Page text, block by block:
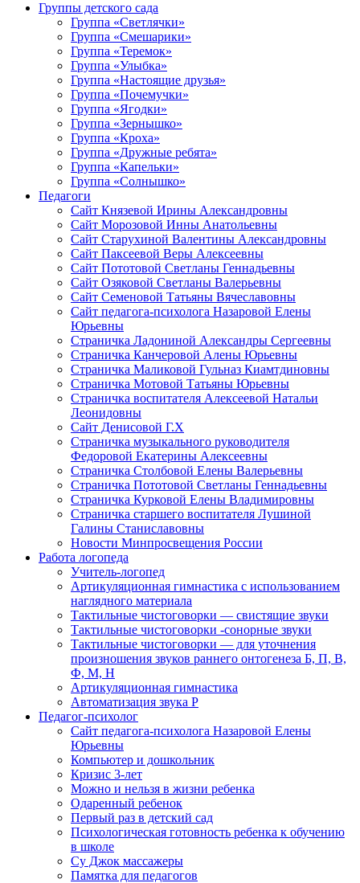
Группы детского сада
Группа «Светлячки»
Группа «Смешарики»
Группа «Теремок»
Группа «Улыбка»
Группа «Настоящие друзья»
Группа «Почемучки»
Группа «Ягодки»
Группа «Зернышко»
Группа «Кроха»
Группа «Дружные ребята»
Группа «Капельки»
Группа «Солнышко»
Педагоги
Сайт Князевой Ирины Александровны
Сайт Морозовой Инны Анатольевны
Сайт Старухиной Валентины Александровны
Сайт Паксеевой Веры Алексеевны
Сайт Пототовой Светланы Геннадьевны
Сайт Озяковой Светланы Валерьевны
Сайт Семеновой Татьяны Вячеславовны
Сайт педагога-психолога Назаровой Елены
Юрьевны
Страничка Ладониной Александры Сергеевны
Страничка Канчеровой Алены Юрьевны
Страничка Маликовой Гульназ Киамтдиновны
Страничка Мотовой Татьяны Юрьевны
Cтраничка воспитателя Алексеевой Натальи
Леонидовны
Сайт Денисовой Г.Х
Страничка музыкального руководителя
Федоровой Екатерины Алексеевны
Страничка Столбовой Елены Валерьевны
Страничка Пототовой Светланы Геннадьевны
Страничка Курковой Елены Владимировны
Страничка старшего воспитателя Лушиной
Галины Станиславовны
Новости Минпросвещения России
Работа логопеда
Учитель-логопед
Артикуляционная гимнастика с использованием
наглядного материала
Тактильные чистоговорки — свистящие звуки
Тактильные чистоговорки -сонорные звуки
Тактильные чистоговорки — для уточнения
произношения звуков раннего онтогенеза Б, П, В,
Ф, М, Н
Артикуляционная гимнастика
Автоматизация звука Р
Педагог-психолог
Сайт педагога-психолога Назаровой Елены
Юрьевны
Компьютер и дошкольник
Кризис 3-лет
Можно и нельзя в жизни ребенка
Одаренный ребенок
Первый раз в детский сад
Психологическая готовность ребенка к обучению
в школе
Су Джок массажеры
Памятка для педагогов